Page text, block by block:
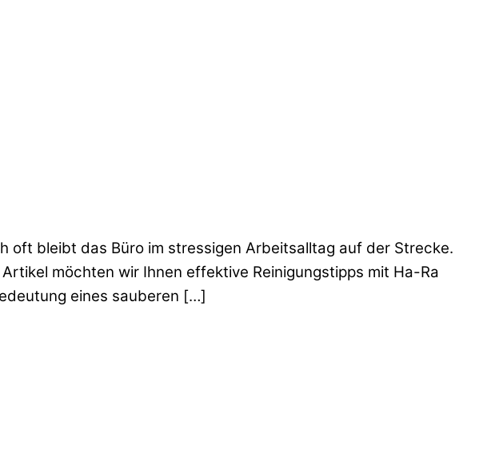
bleibt das Büro im stressigen Arbeitsalltag auf der Strecke.
möchten wir Ihnen effektive Reinigungstipps mit Ha-Ra
eines sauberen […]